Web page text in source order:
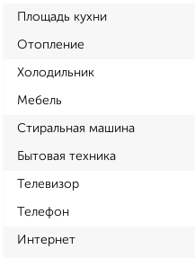
Площадь кухни
Отопление
Холодильник
Мебель
Стиральная машина
Бытовая техника
Телевизор
Телефон
Интернет